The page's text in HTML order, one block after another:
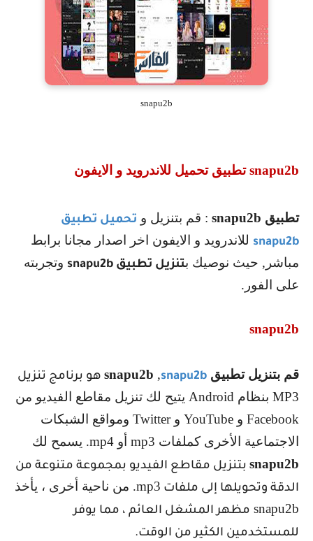
snapu2b
snapu2bتطبيق تحميل للاندرويد و الايفون
تطبيق snapu2b : قم بتنزيل و تحميل تطبيق
snapu2b للاندرويد و الايفون اخر اصدار مجانا برابط
مباشر, حيث نوصيك بتنزيل تطبيق snapu2b وتجربته
على الفور.
snapu2b
قم بتنزيل تطبيق snapu2b
,
snapu2b هو برنامج تنزيل
MP3 بنظام Android يتيح لك تنزيل مقاطع الفيديو من
Facebook و YouTube وTwitter ومواقع الشبكات
الاجتماعية الأخرى كملفات mp3 أو mp4. يسمح لك
snapu2b بتنزيل مقاطع الفيديو بمجموعة متنوعة من
الدقة وتحويلها إلى ملفات mp3. من ناحية أخرى ، يأخذ
snapu2b مظهر المشغل العائم ، مما يوفر
للمستخدمين الكثير من الوقت.